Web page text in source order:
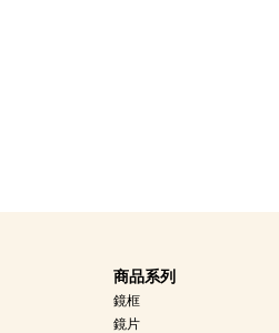
商品系列
鏡框
鏡片